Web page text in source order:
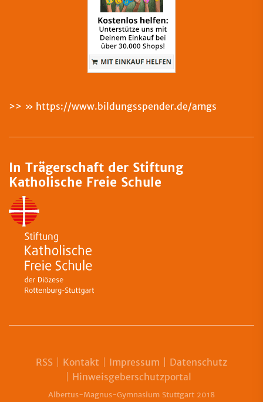
>> https://www.bildungsspender.de/amgs
In Trägerschaft der Stiftung
Katholische Freie Schule
Albertus-Magnus-Gymnasium Stuttgart 2018
RSS Kontakt Impressum
Datenschutz
Hinweisgeberschutzportal